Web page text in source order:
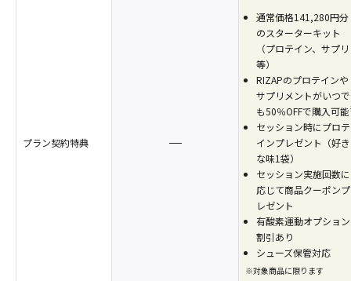
プラン契約特典
通常価格141,280円分
のスターターキット
（プロテイン、サプリ
等）
RIZAPのプロテインや
サプリメントがいつで
も50％OFFで購入可能
セッション時にプロテ
インプレゼント（好き
な味1袋）
セッション実施回数に
応じて商品クーポンプ
レゼント
有酸素運動オプション
割引あり
シューズ保管対応
※対象商品に限ります